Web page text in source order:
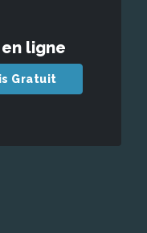
ligne
Gratuit